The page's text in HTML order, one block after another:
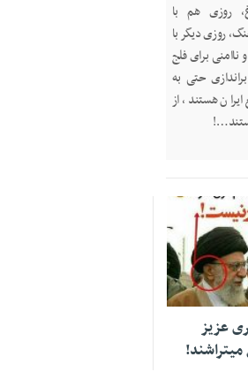
روزی هم با
روزی دیگر با
برای فلج
حتی به
هستند، از
عزیز